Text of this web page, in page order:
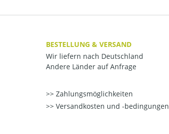
BESTELLUNG & VERSAND
Wir liefern nach Deutschland
Andere Länder auf Anfrage
Zahlungsmöglichkeiten
Versandkosten und -bedingungen